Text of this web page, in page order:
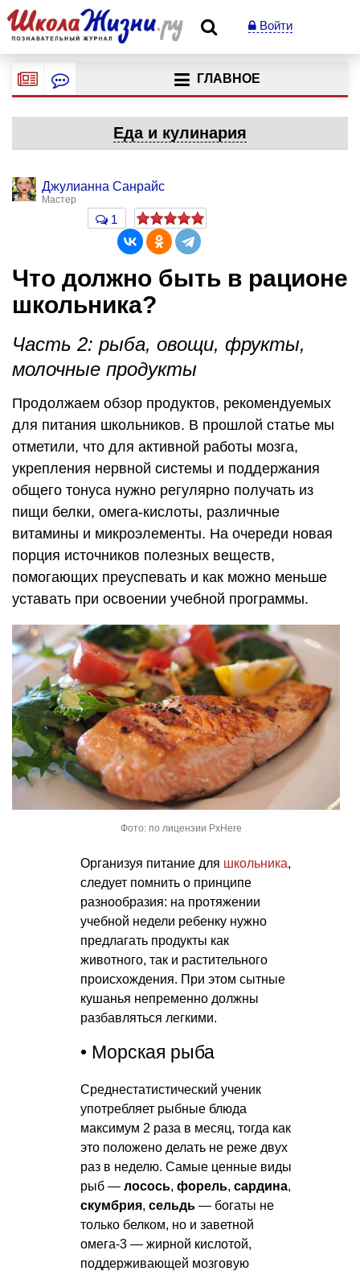
Войти
ГЛАВНОЕ
Еда и кулинария
Джулианна Санрайс
Мастер
1
Что должно быть в рационе
школьника?
Часть 2: рыба, овощи, фрукты,
молочные продукты
Продолжаем обзор продуктов, рекомендуемых
для питания школьников. В прошлой статье мы
отметили, что для активной работы мозга,
укрепления нервной системы и поддержания
общего тонуса нужно регулярно получать из
пищи белки, омега-кислоты, различные
витамины и микроэлементы. На очереди новая
порция источников полезных веществ,
помогающих преуспевать и как можно меньше
уставать при освоении учебной программы.
Фото: по лицензии PxHere
Организуя питание для школьника,
следует помнить о принципе
разнообразия: на протяжении
учебной недели ребенку нужно
предлагать продукты как
животного, так и растительного
происхождения. При этом сытные
кушанья непременно должны
разбавляться легкими.
• Морская рыба
Среднестатистический ученик
употребляет рыбные блюда
максимум 2 раза в месяц, тогда как
это положено делать не реже двух
раз в неделю. Самые ценные виды
рыб — лосось, форель, сардина,
скумбрия, сельдь — богаты не
только белком, но и заветной
омега-3 — жирной кислотой,
поддерживающей мозговую